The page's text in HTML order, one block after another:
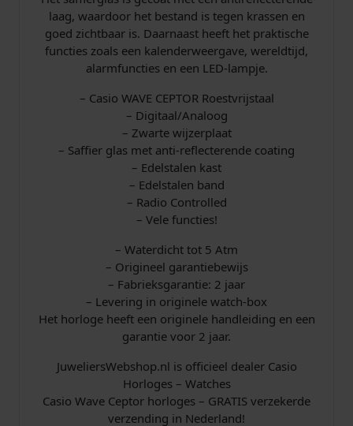
laag, waardoor het bestand is tegen krassen en
goed zichtbaar is. Daarnaast heeft het praktische
functies zoals een kalenderweergave, wereldtijd,
alarmfuncties en een LED-lampje.
– Casio WAVE CEPTOR Roestvrijstaal
– Digitaal/Analoog
– Zwarte wijzerplaat
– Saffier glas met anti-reflecterende coating
– Edelstalen kast
– Edelstalen band
– Radio Controlled
– Vele functies!
– Waterdicht tot 5 Atm
– Origineel garantiebewijs
– Fabrieksgarantie: 2 jaar
– Levering in originele watch-box
Het horloge heeft een originele handleiding en een
garantie voor 2 jaar.
JuweliersWebshop.nl is officieel dealer Casio
Horloges – Watches
Casio Wave Ceptor horloges – GRATIS verzekerde
verzending in Nederland!